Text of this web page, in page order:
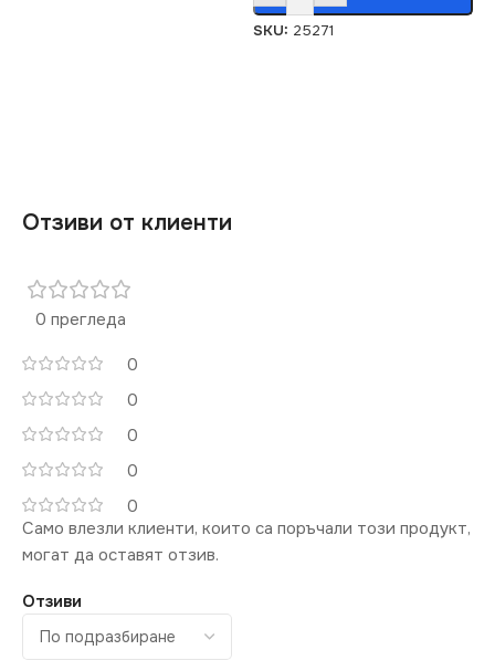
SKU: 25271
Отзиви от клиенти
0 прегледа
0
0
0
0
0
Отзиви
Само влезли клиенти, които са поръчали този продукт,
могат да оставят отзив.